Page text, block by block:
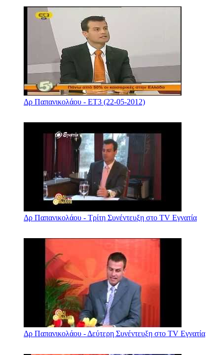
Δρ Παπανικολάου - ΕΤ3 (22-05-2012)
Δρ Παπανικολάου - Τρίτη Συνέντευξη στο TV Εγνατία
Δρ Παπανικολάου - Δεύτερη Συνέντευξη στο TV Εγνατία